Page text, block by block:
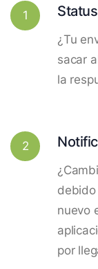
1
¿Tu
sacar
la
2
debido
nuevo
por